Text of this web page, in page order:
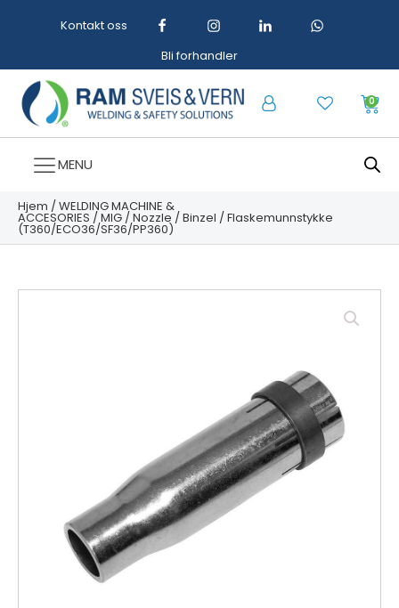
Kontakt oss
Bli forhandler
0
MENU
Hjem /WELDING MACHINE &
ACCESORIES /MIG /Nozzle /Binzel / Flaskemunnstykke
(T360/ECO36/SF36/PP360)